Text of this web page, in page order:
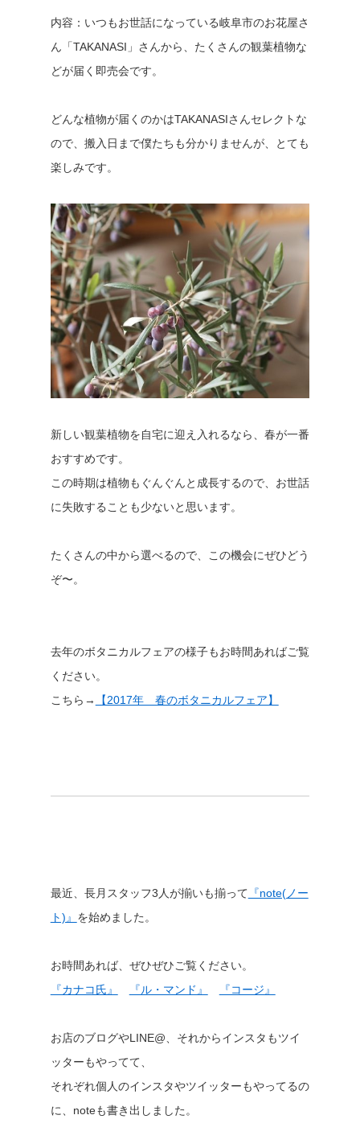
内容：いつもお世話になっている岐阜市のお花屋さ
ん「TAKANASI」さんから、たくさんの観葉植物な
どが届く即売会です。
どんな植物が届くのかはTAKANASIさんセレクトな
ので、搬入日まで僕たちも分かりませんが、とても
楽しみです。
新しい観葉植物を自宅に迎え入れるなら、春が一番
おすすめです。
この時期は植物もぐんぐんと成長するので、お世話
に失敗することも少ないと思います。
たくさんの中から選べるので、この機会にぜひどう
ぞ〜。
去年のボタニカルフェアの様子もお時間あればご覧
ください。
こちら→
【2017年 春のボタニカルフェア】
最近、長月スタッフ3人が揃いも揃って 『note(ノー
ト)』 を始めました。
お時間あれば、ぜひぜひご覧ください。
『カナコ氏』
『ル・マンド』 『コージ』
お店のブログやLINE@、それからインスタもツイ
ッターもやってて、
それぞれ個人のインスタやツイッターもやってるの
に、noteも書き出しました。